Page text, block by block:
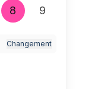
8 9
Changement